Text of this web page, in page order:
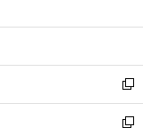
ウ
開
く
新
し
い
新